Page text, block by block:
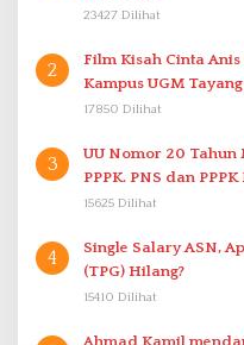
23427 Dilihat
2
Film Kisah Cinta
Kampus UGM
17850 Dilihat
3
UU Nomor 20 Tahun
PPPK. PNS dan
15625 Dilihat
4
Single Salary ASN,
(TPG) Hilang?
15410 Dilihat